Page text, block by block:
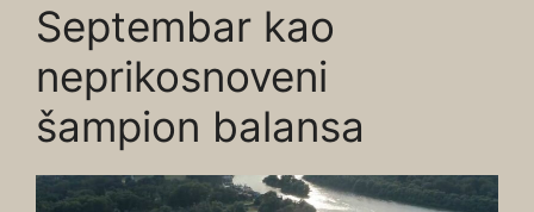
Septembar kao
neprikosnoveni
šampion balansa